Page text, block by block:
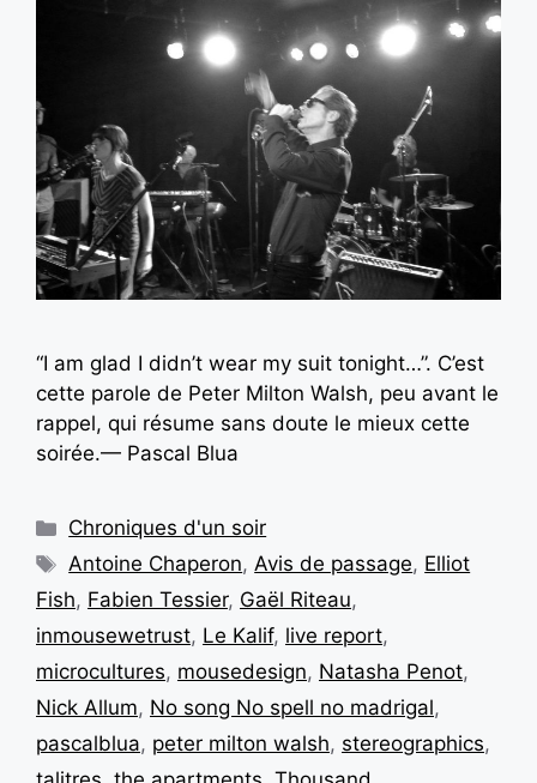
“I am glad I didn’t wear my suit tonight…”. C’est
cette parole de Peter Milton Walsh, peu avant le
rappel, qui résume sans doute le mieux cette
soirée.— Pascal Blua
Chroniques d'un soir
Antoine Chaperon,Avis de passage, Elliot
Fish, Fabien Tessier, Gaël Riteau,
inmousewetrust, Le Kalif, live report,
microcultures, mousedesign, Natasha Penot,
Nick Allum, No song No spell no madrigal,
pascalblua, peter milton walsh, stereographics,